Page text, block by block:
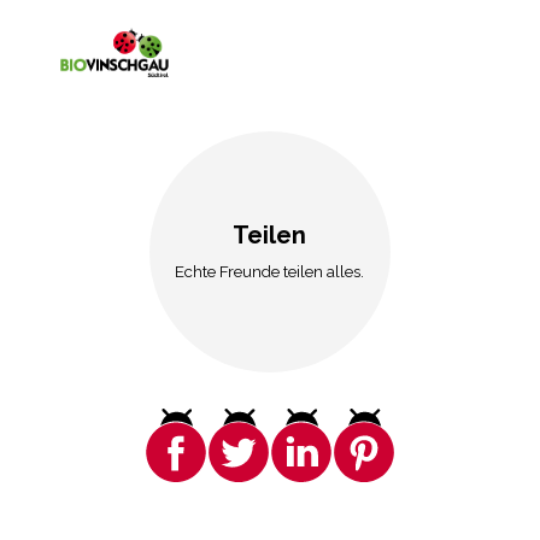
Teilen
Echte Freunde teilen alles.